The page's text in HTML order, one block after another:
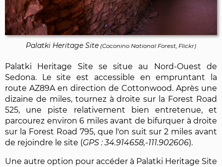
Palatki Heritage Site (Coconino National Forest, Flickr)
Palatki Heritage Site se situe au Nord-Ouest de
Sedona. Le site est accessible en empruntant la
route AZ89A en direction de Cottonwood. Après une
dizaine de miles, tournez à droite sur la Forest Road
525, une piste relativement bien entretenue, et
parcourez environ 6 miles avant de bifurquer à droite
sur la Forest Road 795, que l'on suit sur 2 miles avant
de rejoindre le site (
34.914658,-111.902606).
Une autre option pour accéder à Palatki Heritage Site